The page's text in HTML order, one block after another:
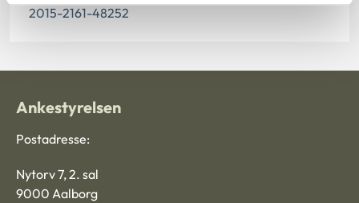
2015-2161-48252
Ankestyrelsen
Postadresse:
Nytorv 7, 2. sal
9000 Aalborg